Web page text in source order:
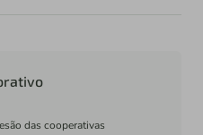
das cooperativas